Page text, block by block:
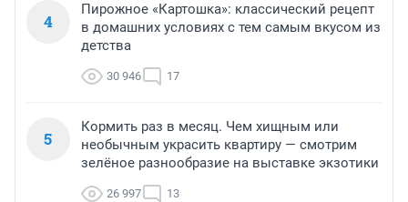
4
Пирожное «Картошка»: классический рецепт
в домашних условиях с тем самым вкусом из
детства
30 946 17
5
Кормить раз в месяц. Чем хищным или
необычным украсить квартиру — смотрим
зелёное разнообразие на выставке экзотики
26 997 13